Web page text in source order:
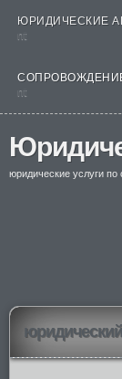
ЮРИДИЧЕСКИЕ
nt
nt
юридические услуги